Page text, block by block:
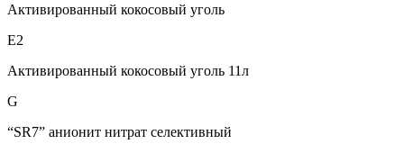
Активированный кокосовый уголь
E2
Активированный кокосовый уголь 11л
G
“SR7” анионит нитрат селективный